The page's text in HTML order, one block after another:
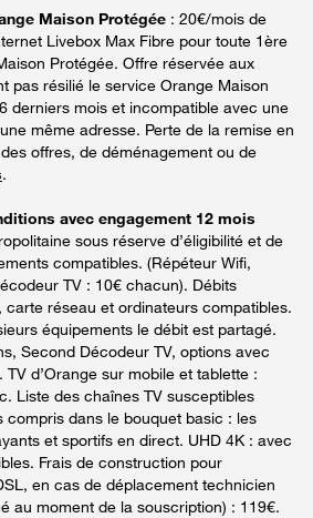
Maison Protégée : 20€/mois de
Livebox Max Fibre pour toute 1ère
Protégée. Offre réservée aux
pas résilié le service Orange Maison
derniers mois et incompatible avec une
même adresse. Perte de la remise en
offres, de déménagement ou de
.
avec engagement 12 mois
sous réserve d’éligibilité et de
compatibles. (Répéteur Wifi,
TV : 10€ chacun). Débits
réseau et ordinateurs compatibles.
équipements le débit est partagé.
Second Décodeur TV, options avec
d’Orange sur mobile et tablette :
Liste des chaînes TV susceptibles
compris dans le bouquet basic : les
et sportifs en direct. UHD 4K : avec
Frais de construction pour
en cas de déplacement technicien
au moment de la souscription) : 119€.